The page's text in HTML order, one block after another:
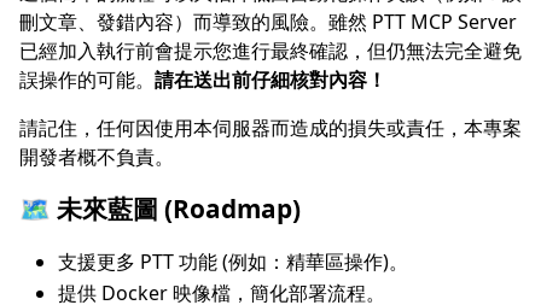
刪文章、發錯內容）而導致的風險。雖然 PTT MCP Server
已經加入執行前會提示您進行最終確認，但仍無法完全避免
誤操作的可能。 請在送出前仔細核對內容！
請記住，任何因使用本伺服器而造成的損失或責任，本專案
開發者概不負責。
🗺️ 未來藍圖 (Roadmap)
支援更多 PTT 功能 (例如：精華區操作)。
提供 Docker 映像檔，簡化部署流程。